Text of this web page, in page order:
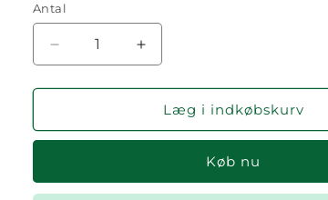
Antal
Antal
Reducer
antallet
for
løs
Øg
antallet
for
Sanira
løs
Læg i indkøbskurv
Køb nu